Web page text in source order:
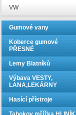
VW
Gumové vany
Koberce gumové
PŘESNÉ
Lemy Blatníků
Výbava VESTY,
LANA,LEKÁRNY
Hasící přístroje